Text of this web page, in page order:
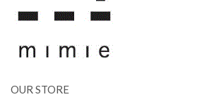
OUR STORE